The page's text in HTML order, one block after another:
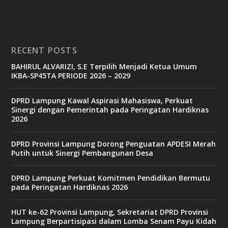
e
t
c
a
n
o
v
9
c
a
RECENT POSTS
BAHIRUL ALVARIZI, S.E Terpilih Menjadi Ketua Umum
IKBA-SP45TA PERIODE 2026 – 2029
DPRD Lampung Kawal Aspirasi Mahasiswa, Perkuat
Sinergi dengan Pemerintah pada Peringatan Hardiknas
2026
DPRD Provinsi Lampung Dorong Penguatan APDESI Merah
Putih untuk Sinergi Pembangunan Desa
DPRD Lampung Perkuat Komitmen Pendidikan Bermutu
pada Peringatan Hardiknas 2026
HUT ke-62 Provinsi Lampung, Sekretariat DPRD Provinsi
Lampung Berpartisipasi dalam Lomba Senam Payu Kidah